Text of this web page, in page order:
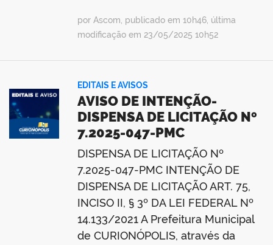
por Ascom, publicado em 10h46, última
modificação em 23/05/2025 10h52
EDITAIS E AVISOS
AVISO DE INTENÇÃO-
DISPENSA DE LICITAÇÃO Nº
7.2025-047-PMC
DISPENSA DE LICITAÇÃO Nº
7.2025-047-PMC INTENÇÃO DE
DISPENSA DE LICITAÇÃO ART. 75,
INCISO II, § 3º DA LEI FEDERAL Nº
14.133/2021 A Prefeitura Municipal
de CURIONÓPOLIS, através da